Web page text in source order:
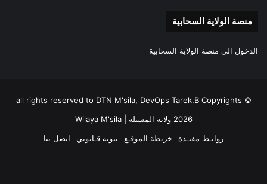
منصة الولاية السحابية
الدخول الى منصة الولاية السحابية
all rights reserved to DTN M'sila, DevOps Tarek.B Copyrights ©
2026 ولاية المسيلة | Wilaya M'sila
روابـط مفيـدة
خريطة الموقـع تنويه قـانوني اتصل بنا